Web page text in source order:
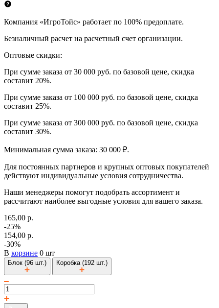
Компания «ИгроТойс» работает по 100% предоплате.
Безналичный расчет на расчетный счет организации.
Оптовые скидки:
При сумме заказа от 30 000 руб. по базовой цене, скидка
составит 20%.
При сумме заказа от 100 000 руб. по базовой цене, скидка
составит 25%.
При сумме заказа от 300 000 руб. по базовой цене, скидка
составит 30%.
Минимальная сумма заказа: 30 000 ₽.
Для постоянных партнеров и крупных оптовых покупателей
действуют индивидуальные условия сотрудничества.
Наши менеджеры помогут подобрать ассортимент и
рассчитают наиболее выгодные условия для вашего заказа.
165,00 р.
-25%
154,00 р.
-30%
В корзине 0 шт
Блок (96 шт.) Коробка (192 шт.)